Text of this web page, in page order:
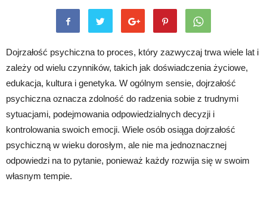
Dojrzałość psychiczna to proces, który zazwyczaj trwa wiele lat i
zależy od wielu czynników, takich jak doświadczenia życiowe,
edukacja, kultura i genetyka. W ogólnym sensie, dojrzałość
psychiczna oznacza zdolność do radzenia sobie z trudnymi
sytuacjami, podejmowania odpowiedzialnych decyzji i
kontrolowania swoich emocji. Wiele osób osiąga dojrzałość
psychiczną w wieku dorosłym, ale nie ma jednoznacznej
odpowiedzi na to pytanie, ponieważ każdy rozwija się w swoim
własnym tempie.